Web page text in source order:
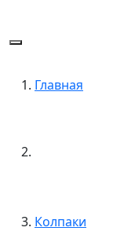
Главная
Колпаки